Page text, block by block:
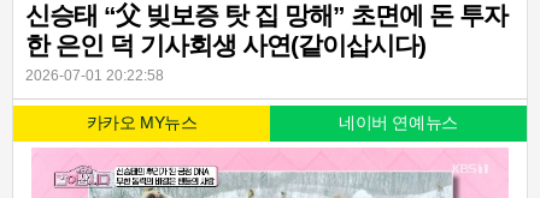
신승태 “父 빚보증 탓 집 망해” 초면에 돈 투자
한 은인 덕 기사회생 사연(같이삽시다)
2026-07-01 20:22:58
카카오 MY뉴스 네이버 연예뉴스